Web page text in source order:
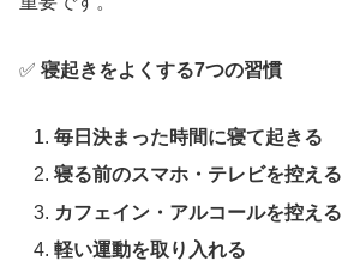
✅ 寝起きをよくする7つの習慣
毎日決まった時間に寝て起きる
寝る前のスマホ・テレビを控える
カフェイン・アルコールを控える
軽い運動を取り入れる